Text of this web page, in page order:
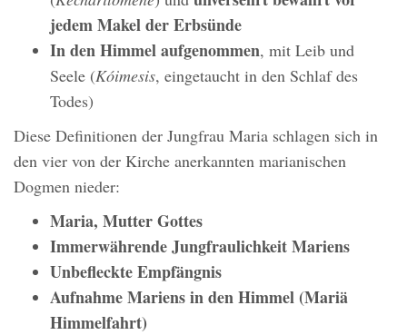
jedem Makel der Erbsünde
In den Himmel aufgenommen, mit Leib und
Seele (Kóimesis, eingetaucht in den Schlaf des
Todes)
Diese Definitionen der Jungfrau Maria schlagen sich in
den vier von der Kirche anerkannten marianischen
Dogmen nieder:
Maria, Mutter Gottes
Immerwährende Jungfraulichkeit Mariens
Unbefleckte Empfängnis
Aufnahme Mariens in den Himmel (Mariä
Himmelfahrt)